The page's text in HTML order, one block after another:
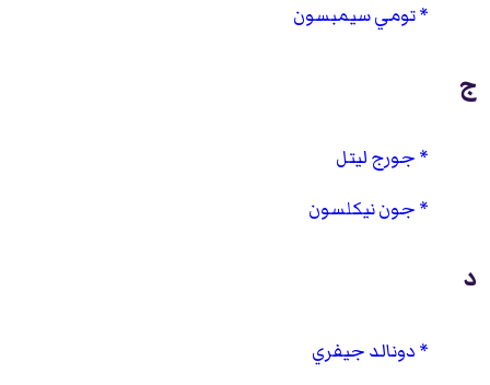
تومي سيمبسون
ج
جورج ليتل
جون نيكلسون
د
دونالد جيفري